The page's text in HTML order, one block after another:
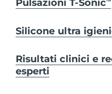
Pulsazioni T-Sonic
Silicone ultra
Risultati clinici e
esperti